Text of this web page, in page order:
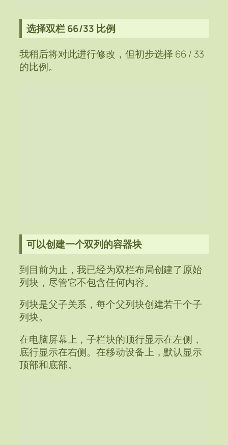
选择双栏 66/33 比例
我稍后将对此进行修改，但初步选择 66 / 33
的比例。
可以创建一个双列的容器块
到目前为止，我已经为双栏布局创建了原始
列块，尽管它不包含任何内容。
列块是父子关系，每个父列块创建若干个子
列块。
在电脑屏幕上，子栏块的顶行显示在左侧，
底行显示在右侧。在移动设备上，默认显示
顶部和底部。